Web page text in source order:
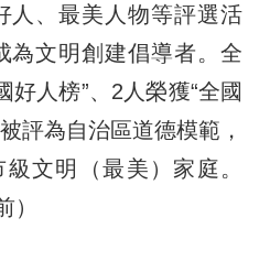
人、最美人物等評選活
為文明創建倡導者。全
好人榜”、2人榮獲“全國
評為自治區道德模範，
文明（最美）家庭。
）